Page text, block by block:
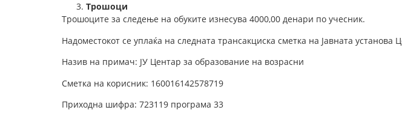
Трошоци
Трошоците за следење на обуките изнесува 4000,00 денари по учесник.
Надоместокот се уплаќа на следната трансакциска сметка на Јавната
Назив на примач: ЈУ Центар за образование на возрасни
Сметка на корисник: 160016142578719
Приходна шифра: 723119 програма 33